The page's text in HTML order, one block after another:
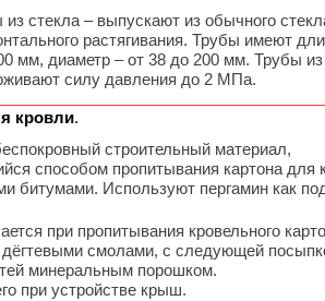
из стекла – выпускают из обычного
растягивания. Трубы имеют
мм, диаметр – от 38 до 200 мм. Трубы из
силу давления до 2 МПа.
кровли.
строительный материал,
способом пропитывания картона для
битумами. Используют пергамин как
при пропитывания кровельного
смолами, с следующей
минеральным порошком.
при устройстве крыш.